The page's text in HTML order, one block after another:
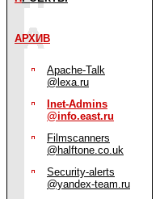
АРХИВ
Apache-Talk
@lexa.ru
Inet-Admins
@info.east.ru
Filmscanners
@halftone.co.uk
Security-alerts
@yandex-team.ru